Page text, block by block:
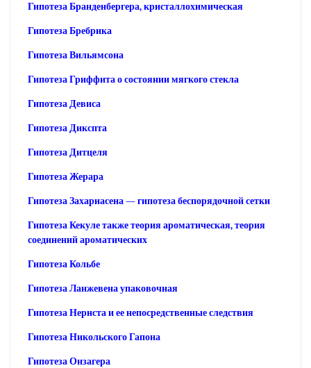
Гипотеза Бранденбергера, кристаллохимическая
Гипотеза Бребрика
Гипотеза Вильямсона
Гипотеза Гриффита о состоянии мягкого стекла
Гипотеза Девиса
Гипотеза Дикспта
Гипотеза Дитцеля
Гипотеза Жерара
Гипотеза Захариасена — гипотеза беспорядочной сетки
Гипотеза Кекуле также теория ароматическая, теория
соединений ароматических
Гипотеза Кольбе
Гипотеза Ланжевена упаковочная
Гипотеза Нернста и ее непосредственные следствия
Гипотеза Никольского Гапона
Гипотеза Онзагера